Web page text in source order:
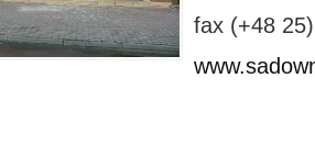
fax (+48